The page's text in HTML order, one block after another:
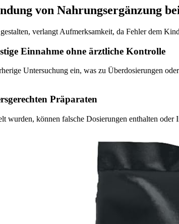
von Nahrungsergänzung
verlangt Aufmerksamkeit, da Fehler dem
Einnahme ohne ärztliche Kontrolle
Untersuchung ein, was zu Überdosierungen
Präparaten
können falsche Dosierungen enthalten oder